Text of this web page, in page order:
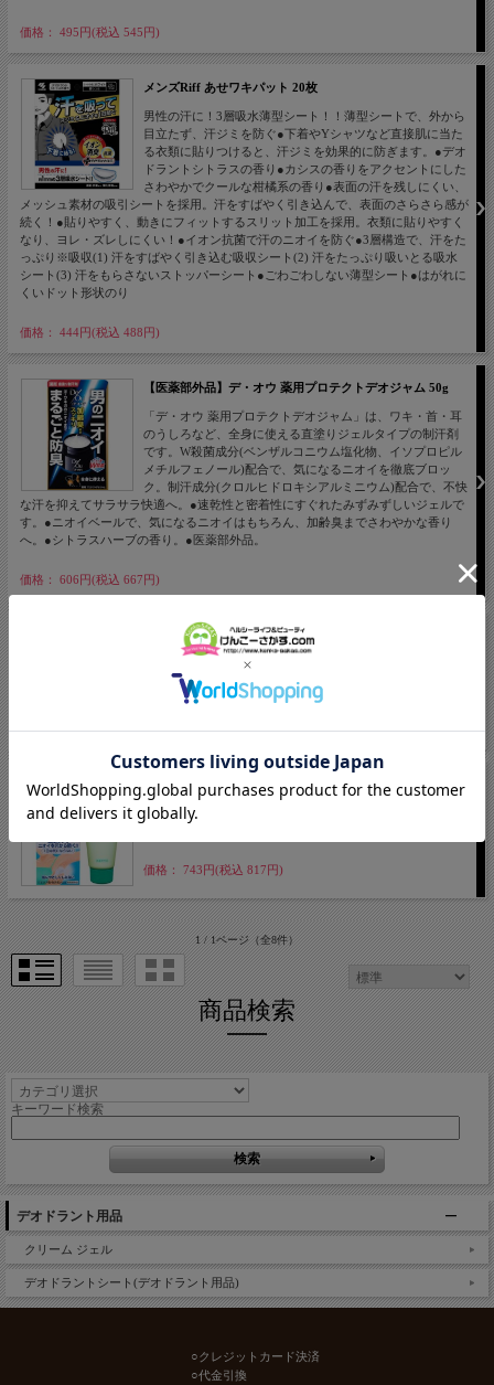
価格： 495円(税込 545円)
メンズRiff あせワキパット 20枚
男性の汗に！3層吸水薄型シート！！薄型シートで、外から
目立たず、汗ジミを防ぐ●下着やYシャツなど直接肌に当た
る衣類に貼りつけると、汗ジミを効果的に防ぎます。●デオ
ドラントシトラスの香り●カシスの香りをアクセントにした
さわやかでクールな柑橘系の香り●表面の汗を残しにくい、
メッシュ素材の吸引シートを採用。汗をすばやく引き込んで、表面のさらさら感が
続く！●貼りやすく、動きにフィットするスリット加工を採用。衣類に貼りやすく
なり、ヨレ・ズレしにくい！●イオン抗菌で汗のニオイを防ぐ●3層構造で、汗をた
っぷり※吸収(1) 汗をすばやく引き込む吸収シート(2) 汗をたっぷり吸いとる吸水
シート(3) 汗をもらさないストッパーシート●ごわごわしない薄型シート●はがれに
くいドット形状のり
価格： 444円(税込 488円)
【医薬部外品】デ・オウ 薬用プロテクトデオジャム 50g
「デ・オウ 薬用プロテクトデオジャム」は、ワキ・首・耳
のうしろなど、全身に使える直塗りジェルタイプの制汗剤
です。W殺菌成分(ベンザルコニウム塩化物、イソプロピル
メチルフェノール)配合で、気になるニオイを徹底ブロッ
ク。制汗成分(クロルヒドロキシアルミニウム)配合で、不快
な汗を抑えてサラサラ快適へ。●速乾性と密着性にすぐれたみずみずしいジェルで
す。●ニオイベールで、気になるニオイはもちろん、加齢臭までさわやかな香り
へ。●シトラスハーブの香り。●医薬部外品。
価格： 606円(税込 667円)
特製エキシウクリーム 30g F10
汗の分泌を抑える成分に加え殺菌成分を配合した制汗消臭
剤です。
【医薬部外品】薬用 ワキガード 50g F05
ジェルタイプなので効き目長持ち！殺菌成分がニオイの元
価格： 743円(税込 817円)
1 / 1ページ（全8件）
商品検索
キーワード検索
デオドラント用品
クリーム ジェル
デオドラントシート(デオドラント用品)
○クレジットカード決済
○代金引換